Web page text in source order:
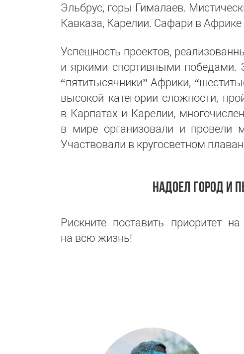
Эльбрус, горы Гималаев.
Кавказа, Карелии. Сафари в Африке
Успешность проектов,
и яркими спортивными победами.
“пятитысячники” Африки,
высокой категории сложности,
в Карпатах и Карелии,
в мире организовали и провели
Участвовали в кругосветном
НАДОЕЛ ГОРОД И
Рискните поставить приоритет
на всю жизнь!